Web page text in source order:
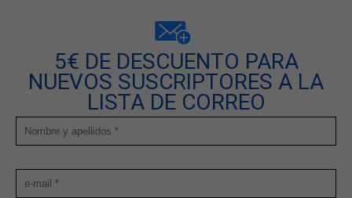
5€ DE DESCUENTO PARA
NUEVOS SUSCRIPTORES A LA
LISTA DE CORREO